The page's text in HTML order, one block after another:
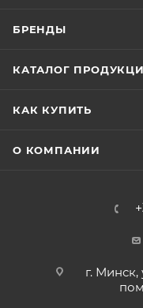
БРЕНДЫ
КАТАЛОГ
КАК КУПИТЬ
О КОМПАНИИ
г.